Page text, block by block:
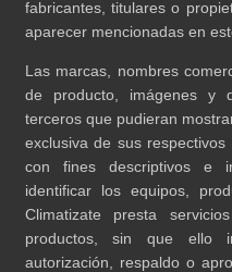
fabricantes, titulares o
aparecer mencionadas en
Las marcas, nombres
de producto, imágenes y
terceros que pudieran
exclusiva de sus
con fines descriptivos e
identificar los equipos,
Climatizate presta
productos, sin que ello
autorización, respaldo o